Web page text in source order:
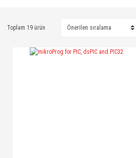
Toplam 19 ürün